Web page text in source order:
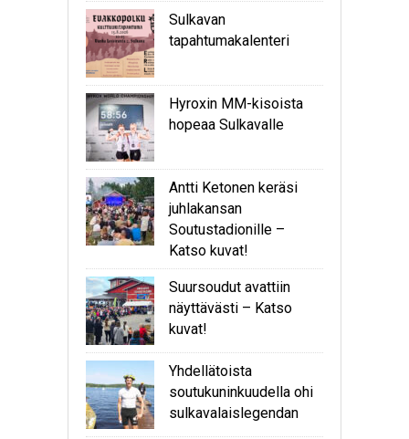
Sulkavan
tapahtumakalenteri
Hyroxin MM-kisoista
hopeaa Sulkavalle
Antti Ketonen keräsi
juhlakansan
Soutustadionille –
Katso kuvat!
Suursoudut avattiin
näyttävästi – Katso
kuvat!
Yhdellätoista
soutukuninkuudella ohi
sulkavalaislegendan